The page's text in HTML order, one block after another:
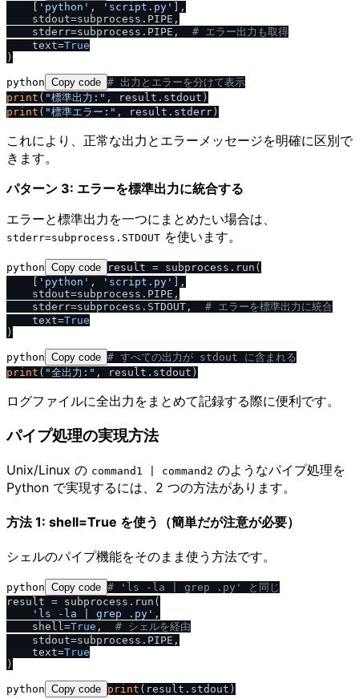
'python' , 'script.py'
],
    stdout=subprocess.PIPE,
    stderr=subprocess.PIPE,
# エラー出力も取得
    text=
True
python Copy code # 出力とエラーを分けて表示
print ( "標準出力:"
print ( "標準エラー:"
これにより、正常な出力とエラーメッセージを明確に区別で
きます。
パターン 3: エラーを標準出力に統合する
エラーと標準出力を一つにまとめたい場合は、
stderr=subprocess.STDOUT を使います。
python Copy code
result = subprocess.run(
'python' , 'script.py'
],
    stdout=subprocess.PIPE,
    stderr=subprocess.STDOUT,
# エラーを標準出力に統合
    text=
True
python Copy code # すべての出力が stdout に含まれる
print ( "全出力:"
ログファイルに全出力をまとめて記録する際に便利です。
パイプ処理の実現方法
Unix/Linux の command1 | command2 のようなパイプ処理を
Python で実現するには、2 つの方法があります。
方法 1: shell=True を使う（簡単だが注意が必要）
シェルのパイプ機能をそのまま使う方法です。
python Copy code # 'ls -la | grep .py' と同じ
result = subprocess.run(
'ls -la | grep .py' ,
    shell=
True , # シェルを経由
    stdout=subprocess.PIPE,
    text=
True
python Copy code print